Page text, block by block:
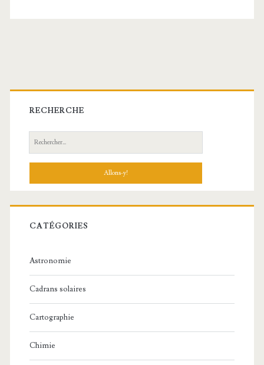
Barre
latérale
principale
RECHERCHE
Recherche:
CATÉGORIES
Astronomie
Cadrans solaires
Cartographie
Chimie